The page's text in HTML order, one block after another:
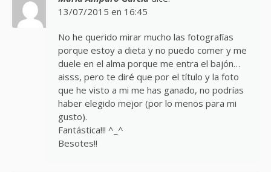
13/07/2015 en 16:45
No he querido mirar mucho las fotografías
porque estoy a dieta y no puedo comer y me
duele en el alma porque me entra el bajón…
aisss, pero te diré que por el título y la foto
que he visto a mi me has ganado, no podrías
haber elegido mejor (por lo menos para mi
gusto).
Fantástica!!! ^_^
Besotes!!